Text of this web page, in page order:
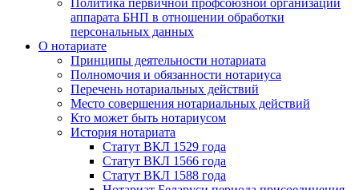
Политика первичной профсоюзной организации
аппарата БНП в отношении обработки
персональных данных
О нотариате
Принципы деятельности нотариата
Полномочия и обязанности нотариуса
Перечень нотариальных действий
Место совершения нотариальных действий
Кто может быть нотариусом
История нотариата
Статут ВКЛ 1529 года
Статут ВКЛ 1566 года
Статут ВКЛ 1588 года